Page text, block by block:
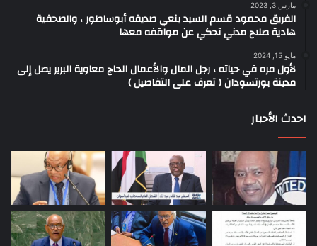
مارس 3, 2023
الفريق محمود قسم السيد ينعي صديقه أبوساطور ، والصحفية
هادية صلاح مدني تحكي عن مواقفه معها
مايو 15, 2024
لأول مره في حياته ، رجل المال والأعمال الحاج معاوية البرير يصل إلى
مدينة بورتسودان ( تعرف على التفاصيل )
احدث الأحبار